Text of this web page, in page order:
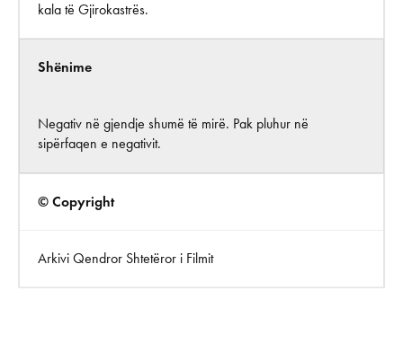
kala të Gjirokastrës.
Shënime
Negativ në gjendje shumë të mirë. Pak pluhur në
sipërfaqen e negativit.
© Copyright
Arkivi Qendror Shtetëror i Filmit